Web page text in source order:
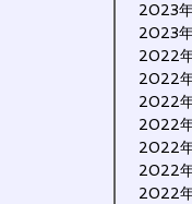
2023
2023年
2022
2022年
2022
2022
2022
2022
2022